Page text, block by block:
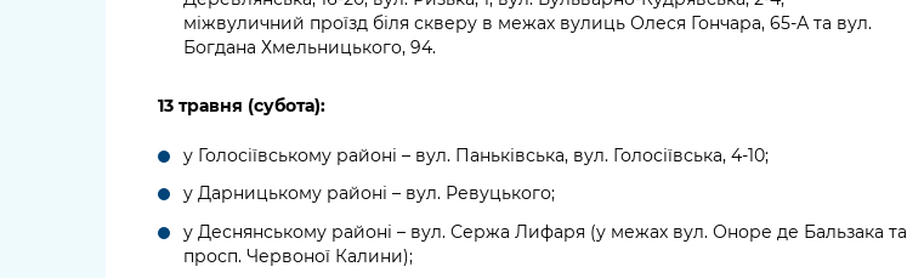
міжвуличний проїзд біля скверу в межах вулиць Олеся Гончара, 65-А та вул.
Богдана Хмельницького, 94.
13 травня (субота):
у Голосіївському районі – вул. Паньківська, вул. Голосіївська, 4-10;
у Дарницькому районі – вул. Ревуцького;
у Деснянському районі – вул. Сержа Лифаря (у межах вул. Оноре де Бальзака та
просп. Червоної Калини);